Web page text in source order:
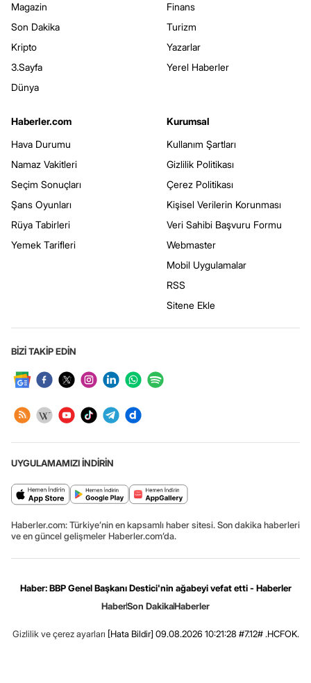
Magazin
Son Dakika
Kripto
3.Sayfa
Dünya
Finans
Turizm
Yazarlar
Yerel Haberler
Haberler.com
Hava Durumu
Namaz Vakitleri
Seçim Sonuçları
Şans Oyunları
Rüya Tabirleri
Yemek Tarifleri
Kurumsal
Kullanım Şartları
Gizlilik Politikası
Çerez Politikası
Kişisel Verilerin Korunması
Veri Sahibi Başvuru Formu
Webmaster
Mobil Uygulamalar
RSS
Sitene Ekle
BİZİ TAKİP EDİN
UYGULAMAMIZI İNDİRİN
Haberler.com: Türkiye’nin en kapsamlı haber sitesi. Son dakika haberleri
ve en güncel gelişmeler Haberler.com’da.
Haber: BBP Genel Başkanı Destici'nin ağabeyi vefat etti - Haberler
HaberSon DakikaHaberler
Gizlilik ve çerez ayarları [Hata Bildir] 09.08.2026 10:21:28 #7.12# .HCFOK.